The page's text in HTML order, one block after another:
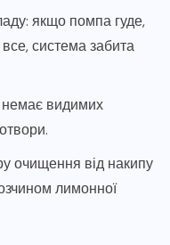
якщо помпа гуде,
система забита
немає видимих
очищення від накипу
лимонної